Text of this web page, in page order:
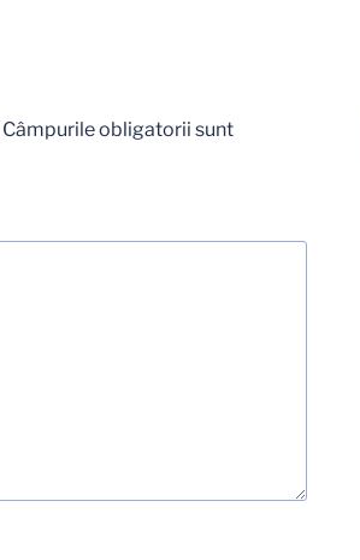
Câmpurile obligatorii sunt